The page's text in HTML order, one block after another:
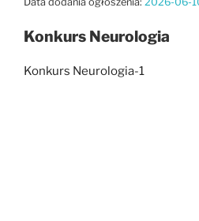
Konkurs Neurologia
Konkurs Neurologia-1